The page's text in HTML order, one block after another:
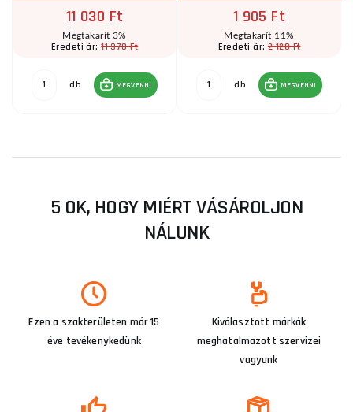
11 030 Ft
Megtakarít 3%
Eredeti ár:11 370 Ft
db MEGVENNI
1 905 Ft
Megtakarít 11%
Eredeti ár:2 120 Ft
db MEGVENNI
5 OK, HOGY MIÉRT VÁSÁROLJON
NÁLUNK
Ezen a szakterületen már 15
éve tevékenykedünk
Kiválasztott márkák
meghatalmazott szervizei
vagyunk